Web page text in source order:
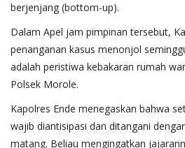
berjenjang (bottom-up).
​Dalam Apel jam pimpinan tersebut,
penanganan kasus menonjol
adalah peristiwa kebakaran rumah
Polsek Morole.
​Kapolres Ende menegaskan bahwa
wajib diantisipasi dan ditangani
matang. Beliau mengingatkan